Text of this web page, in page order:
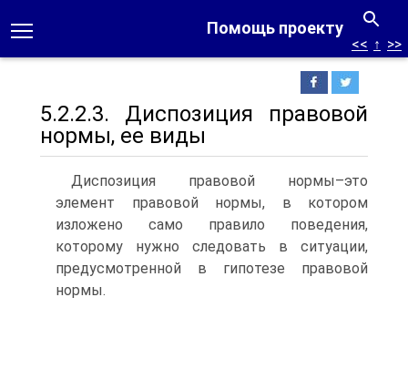
Помощь проекту
<< ↑ >>
5.2.2.3. Диспозиция правовой
нормы, ее виды
Диспозиция правовой нормы–это
элемент правовой нормы, в котором
изложено само правило поведения,
которому нужно следовать в ситуации,
предусмотренной в гипотезе правовой
нормы.